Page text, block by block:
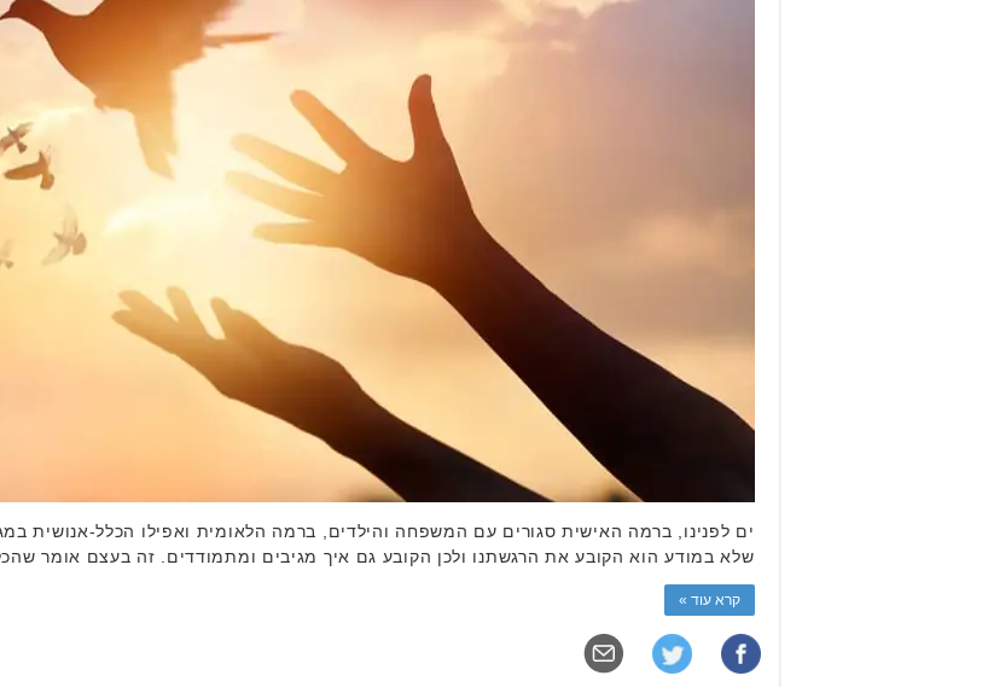
ים לפנינו, ברמה האישית סגורים עם המשפחה והילדים, ברמה הלאומית ואפילו הכלל-אנושית
שלא במודע הוא הקובע את הרגשתנו ולכן הקובע גם איך מגיבים ומתמודדים. זה בעצם אומר
קרא עוד »